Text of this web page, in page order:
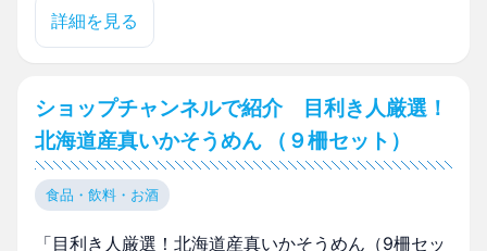
詳細を見る
ショップチャンネルで紹介 目利き人厳選！
北海道産真いかそうめん （９柵セット）
食品・飲料・お酒
「目利き人厳選！北海道産真いかそうめん（9柵セッ